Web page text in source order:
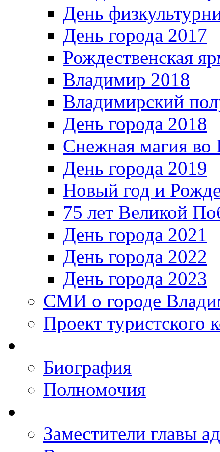
День
День города 2017
Рождественская
Владимир 2018
Владимирский
День города 2018
Снежная магия во
День города 2019
Новый год и
75 лет Великой
День города 2021
День города 2022
День города 2023
СМИ о городе
Проект туристского
Биография
Полномочия
Заместители главы